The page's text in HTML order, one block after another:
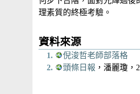
理素質的終極考驗。
資料來源
倪浚哲老師部落格
頭條日報 ，潘麗瓊，